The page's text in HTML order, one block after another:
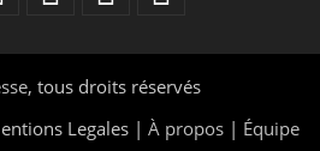
, tous droits réservés
Legales | À propos | Équipe